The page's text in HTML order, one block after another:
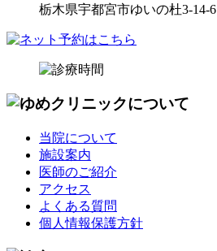
栃木県宇都宮市ゆいの杜3-14-6
当院について
施設案内
医師のご紹介
アクセス
よくある質問
個人情報保護方針